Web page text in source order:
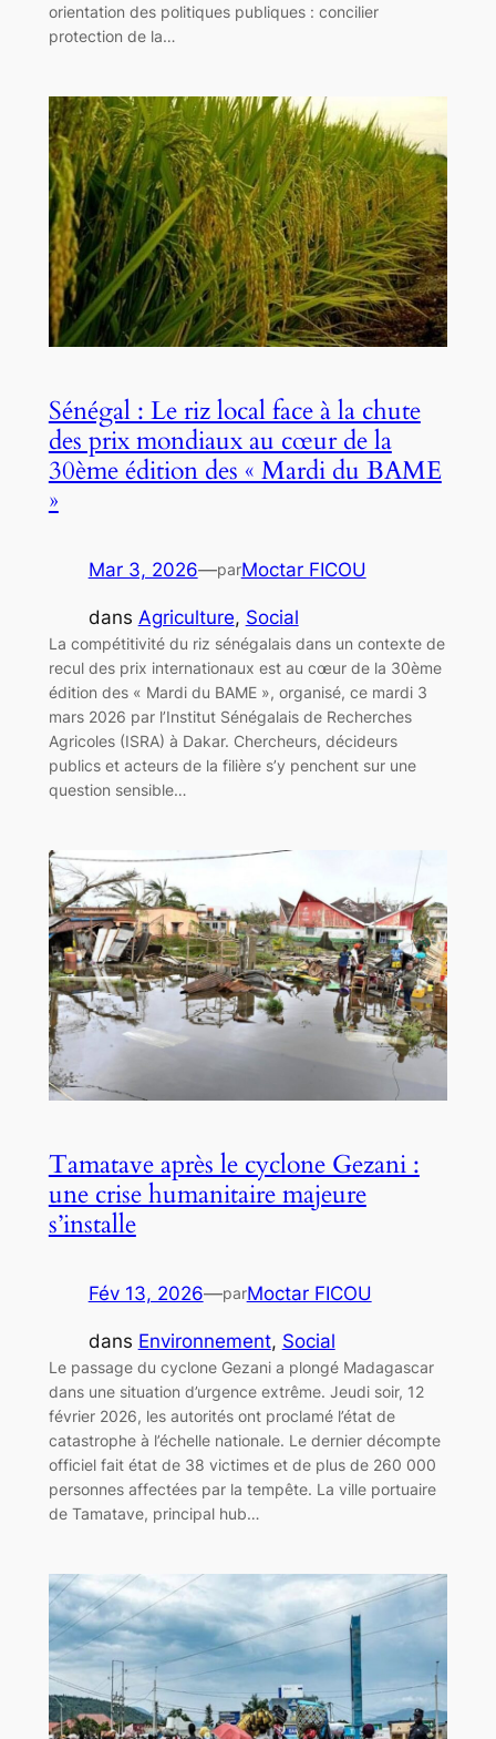
orientation des politiques publiques : concilier
protection de la…
Sénégal : Le riz local face à la chute
des prix mondiaux au cœur de la
30ème édition des « Mardi du BAME
»
Mar 3, 2026—parMoctar FICOU
dans Agriculture, Social
La compétitivité du riz sénégalais dans un contexte de
recul des prix internationaux est au cœur de la 30ème
édition des « Mardi du BAME », organisé, ce mardi 3
mars 2026 par l’Institut Sénégalais de Recherches
Agricoles (ISRA) à Dakar. Chercheurs, décideurs
publics et acteurs de la filière s’y penchent sur une
question sensible…
Tamatave après le cyclone Gezani :
une crise humanitaire majeure
s’installe
Fév 13, 2026—parMoctar FICOU
dans Environnement, Social
Le passage du cyclone Gezani a plongé Madagascar
dans une situation d’urgence extrême. Jeudi soir, 12
février 2026, les autorités ont proclamé l’état de
catastrophe à l’échelle nationale. Le dernier décompte
officiel fait état de 38 victimes et de plus de 260 000
personnes affectées par la tempête. La ville portuaire
de Tamatave, principal hub…